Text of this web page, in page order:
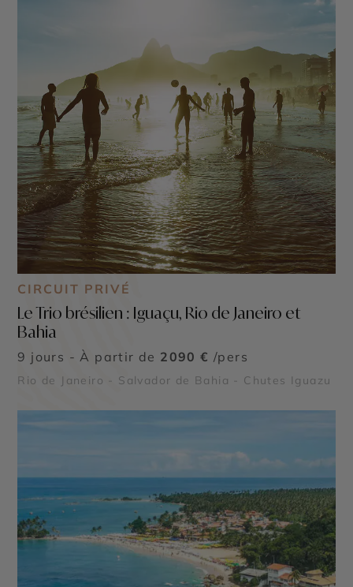
CIRCUIT PRIVÉ
Le Trio brésilien : Iguaçu, Rio de Janeiro et
Bahia
9 jours - À partir de 2090 € /pers
Rio de Janeiro - Salvador de Bahia - Chutes Iguazu